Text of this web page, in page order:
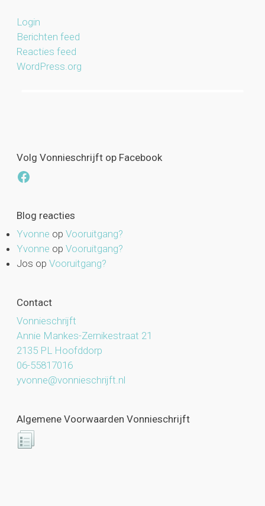
Login
Berichten feed
Reacties feed
WordPress.org
Volg Vonnieschrijft op Facebook
Facebook
Blog reacties
Yvonne op Vooruitgang?
Yvonne op Vooruitgang?
Jos op Vooruitgang?
Contact
Vonnieschrijft
Annie Mankes-Zernikestraat 21
2135 PL Hoofddorp
06-55817016
yvonne@vonnieschrijft.nl
Algemene Voorwaarden Vonnieschrijft